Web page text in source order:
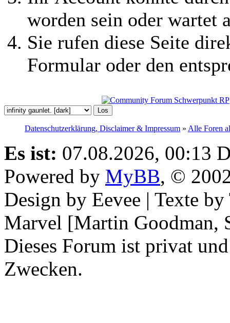
worden sein oder wartet
Sie rufen diese Seite
Formular oder den
Datenschutzerklärung, Disclaimer & Impressum » Alle Foren
Es ist: 07.08.2026, 00:13
Powered by MyBB, ©
Design by Eevee | Texte
Marvel [Martin Goodman,
Dieses Forum ist privat
Zwecken.